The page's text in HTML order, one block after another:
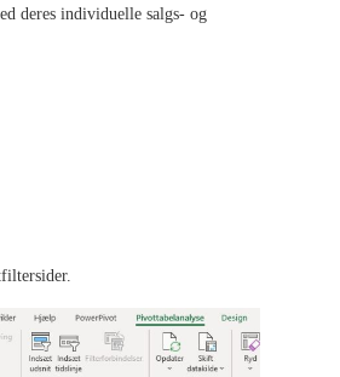
deres individuelle salgs- og